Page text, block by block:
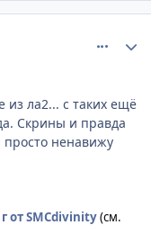
из ла2... с таких ещё
Скрины и правда
ненавижу
от SMCdivinity(см.